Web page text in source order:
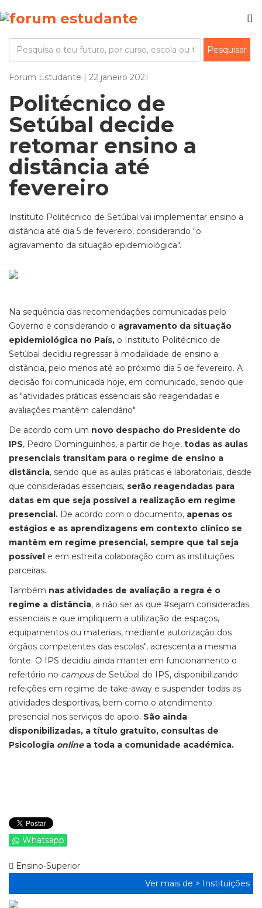
Forum Estudante | 22 janeiro 2021
Politécnico de
Setúbal decide
retomar ensino a
distância até
fevereiro
Instituto Politécnico de Setúbal vai implementar ensino a
distância até dia 5 de fevereiro, considerando "o
agravamento da situação epidemiológica".
Na sequência das recomendações comunicadas pelo
Governo e considerando o agravamento da situação
epidemiológica no País, o Instituto Politécnico de
Setúbal decidiu regressar à modalidade de ensino a
distância, pelo menos até ao próximo dia 5 de fevereiro. A
decisão foi comunicada hoje, em comunicado, sendo que
as "atividades práticas essenciais são reagendadas e
avaliações mantêm calendário".
De acordo com um novo despacho do Presidente do
IPS, Pedro Dominguinhos, a partir de hoje, todas as aulas
presenciais transitam para o regime de ensino a
distância, sendo que as aulas práticas e laboratoriais, desde
que consideradas essenciais, serão reagendadas para
datas em que seja possível a realização em regime
presencial. De acordo com o documento, apenas os
estágios e as aprendizagens em contexto clínico se
mantêm em regime presencial, sempre que tal seja
possível e em estreita colaboração com as instituições
parceiras.
Também nas atividades de avaliação a regra é o
regime a distância, a não ser as que #sejam consideradas
essenciais e que impliquem a utilização de espaços,
equipamentos ou materiais, mediante autorização dos
órgãos competentes das escolas", acrescenta a mesma
fonte. O IPS decidiu ainda manter em funcionamento o
refeitório no campus de Setúbal do IPS, disponibilizando
refeições em regime de take-away e suspender todas as
atividades desportivas, bem como o atendimento
presencial nos serviços de apoio. São ainda
disponibilizadas, a título gratuito, consultas de
Psicologia online a toda a comunidade académica.
Whatsapp
Ensino-Superior
Ver mais de > Instituições